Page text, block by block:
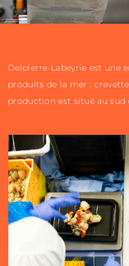
Delpierre-Labeyrie est une
produits de la mer :
production est situé au sud